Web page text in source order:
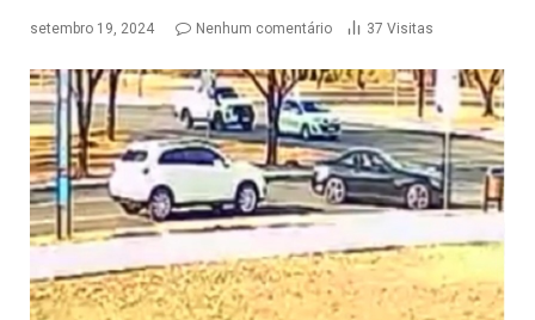
setembro 19, 2024 Nenhum comentário 37 Visitas